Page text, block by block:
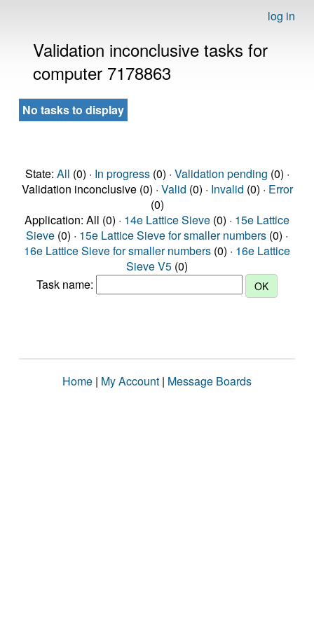
log in
Validation inconclusive tasks for
computer 7178863
No tasks to display
State: All (0) · In progress(0) · Validation pending (0) ·
Validation inconclusive (0) · Valid (0) · Invalid (0) · Error
(0)
Application: All (0) · 14e Lattice Sieve (0) · 15e Lattice
Sieve (0) · 15e Lattice Sieve for smaller numbers (0) ·
16e Lattice Sieve for smaller numbers (0) · 16e Lattice
Sieve V5 (0)
Task name:
Home | My Account | Message Boards